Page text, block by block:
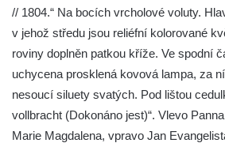
Podluží
Görnerův kříž u silnice č. 264 v Dolním
Podluží
Kříž u domu čp. 155 v Chřibské
Údajný kříž u domu čp. 283 ve Chřibské
Kříž jižně od Bukolu
// 1804.“ Na bocích vrcholové voluty.
v jehož středu jsou reliéfní kolorované
roviny doplněn patkou kříže. Ve spodní
uchycena prosklená kovová lampa, za
nesoucí siluety svatých. Pod lištou
vollbracht (Dokonáno jest)“. Vlevo
Marie Magdalena, vpravo Jan